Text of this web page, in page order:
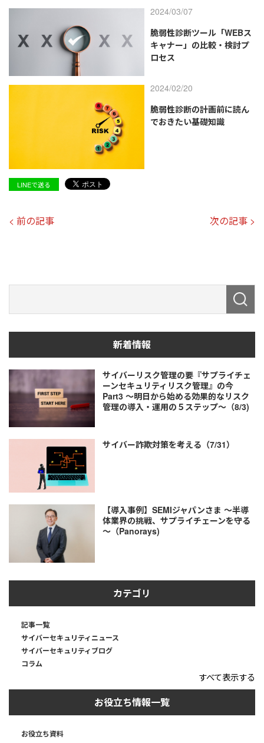
2024/03/07
脆弱性診断ツール「WEBス
キャナー」の比較・検討プ
ロセス
2024/02/20
脆弱性診断の計画前に読ん
でおきたい基礎知識
LINEで送る
< 前の記事 次の記事 >
新着情報
サイバーリスク管理の要『サプライチェ
ーンセキュリティリスク管理』の今
Part3 ～明日から始める効果的なリスク
管理の導入・運用の５ステップ～（8/3)
サイバー詐欺対策を考える（7/31）
【導入事例】SEMIジャパンさま ～半導
体業界の挑戦、サプライチェーンを守る
～（Panorays)
カテゴリ
記事一覧
サイバーセキュリティニュース
サイバーセキュリティブログ
コラム
すべて表示する
お役立ち情報一覧
お役立ち資料